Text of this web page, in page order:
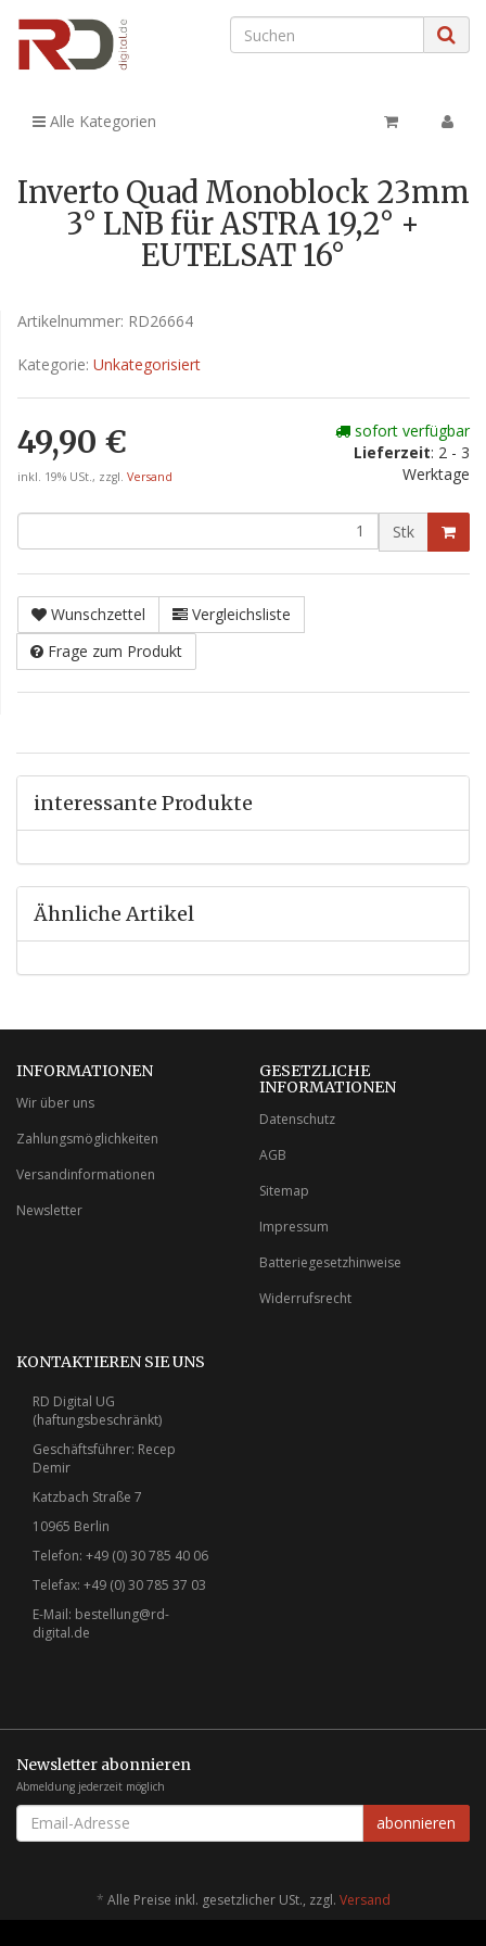
Alle Kategorien
Inverto Quad Monoblock 23mm
3° LNB für ASTRA 19,2° +
EUTELSAT 16°
Artikelnummer: RD26664
Kategorie: Unkategorisiert
49,90 €
inkl. 19% USt., zzgl. Versand
sofort verfügbar
Lieferzeit: 2 - 3
Werktage
Stk
Wunschzettel
Vergleichsliste
Frage zum Produkt
interessante Produkte
Ähnliche Artikel
INFORMATIONEN
Wir über uns
Zahlungsmöglichkeiten
Versandinformationen
Newsletter
GESETZLICHE
INFORMATIONEN
Datenschutz
AGB
Sitemap
Impressum
Batteriegesetzhinweise
Widerrufsrecht
KONTAKTIEREN SIE UNS
RD Digital UG
(haftungsbeschränkt)
Geschäftsführer: Recep
Demir
Katzbach Straße 7
10965 Berlin
Telefon: +49 (0) 30 785 40 06
Telefax: +49 (0) 30 785 37 03
E-Mail: bestellung@rd-
digital.de
Newsletter abonnieren
Abmeldung jederzeit möglich
EMAIL-
ADRESSE
abonnieren
* Alle Preise inkl. gesetzlicher USt., zzgl. Versand